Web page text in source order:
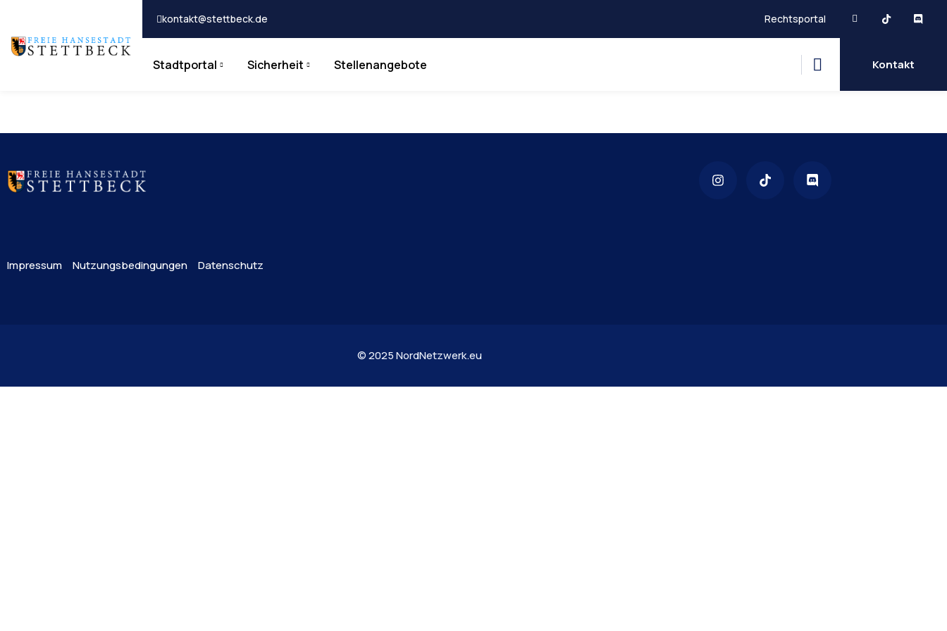
kontakt@stettbeck.de Rechtsportal
Stadtportal Sicherheit Stellenangebote Kontakt
Impressum Nutzungsbedingungen Datenschutz
© 2025 NordNetzwerk.eu